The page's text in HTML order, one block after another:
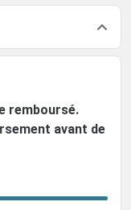
remboursé.
avant de